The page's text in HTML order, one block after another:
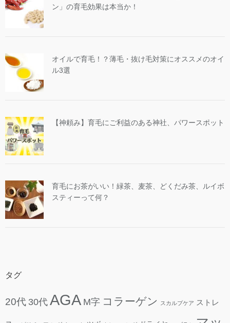
ン」の育毛効果は本当か！
オイルで育毛！？薄毛・抜け毛対策にオススメのオイ
ル3選
【神頼み】育毛にご利益のある神社、パワースポット
育毛にお茶がいい！緑茶、麦茶、どくだみ茶、ルイボ
スティーって何？
タグ
20代 30代AGA M字 コラーゲン スカルプケア ストレ